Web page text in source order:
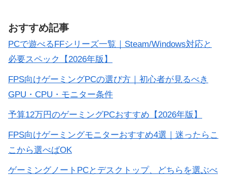
おすすめ記事
PCで遊べるFFシリーズ一覧｜Steam/Windows対応と
必要スペック【2026年版】
FPS向けゲーミングPCの選び方｜初心者が見るべき
GPU・CPU・モニター条件
予算12万円のゲーミングPCおすすめ【2026年版】
FPS向けゲーミングモニターおすすめ4選｜迷ったらこ
こから選べばOK
ゲーミングノートPCとデスクトップ、どちらを選ぶべ